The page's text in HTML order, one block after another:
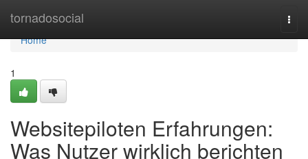
tornadosocial
Home
Home
1
Websitepiloten Erfahrungen:
Was Nutzer wirklich berichten